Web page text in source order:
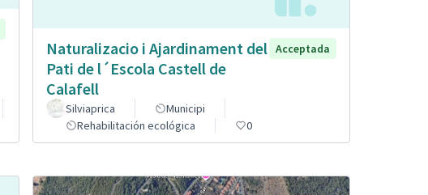
Naturalizacio i Ajardinament del
Pati de l´Escola Castell de
Calafell
Acceptada
Silviaprica
Municipi
Rehabilitación ecológica
0